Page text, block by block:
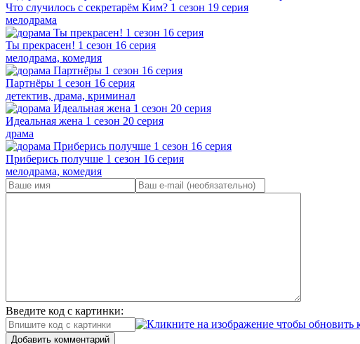
Что случилось с секретарём Ким? 1 сезон 19 серия
мелодрама
Ты прекрасен! 1 сезон 16 серия
мелодрама, комедия
Партнёры 1 сезон 16 серия
детектив, драма, криминал
Идеальная жена 1 сезон 20 серия
драма
Приберись получше 1 сезон 16 серия
мелодрама, комедия
Введите код с картинки:
Добавить комментарий